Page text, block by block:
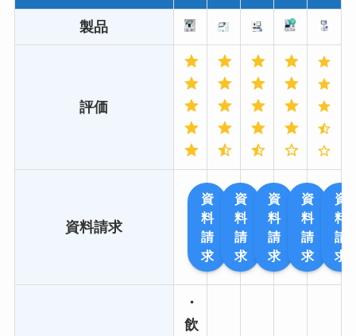
製品
評価
資料請求
資
料
請
求
資
料
請
求
資
料
請
求
資
料
請
求
資
料
請
求
・
飲